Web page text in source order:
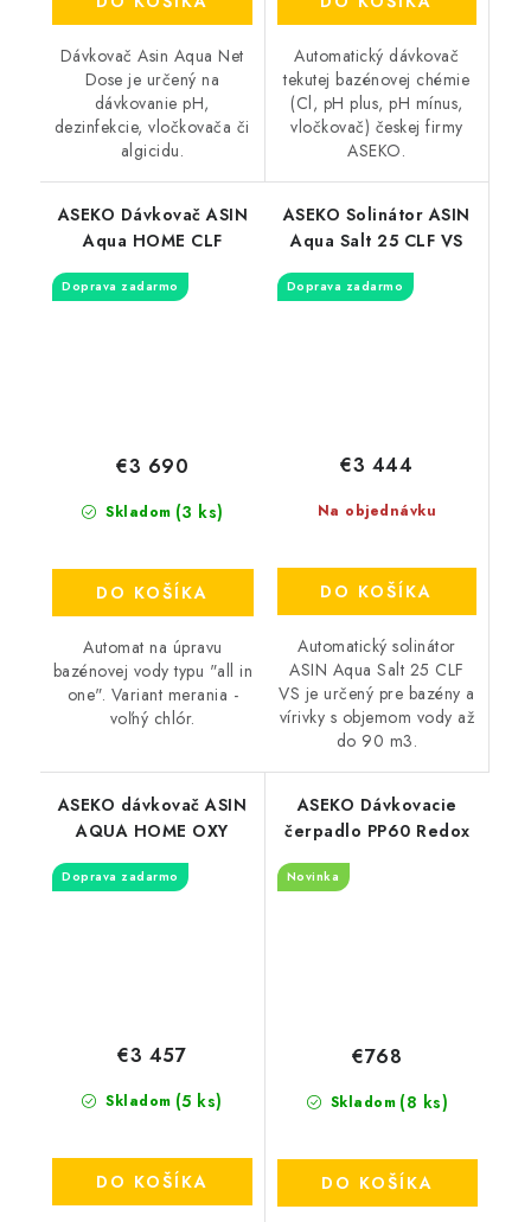
Dávkovač Asin Aqua Net
Dose je určený na
dávkovanie pH,
dezinfekcie, vločkovača či
algicidu.
Automatický dávkovač
tekutej bazénovej chémie
(Cl, pH plus, pH mínus,
vločkovač) českej firmy
ASEKO.
ASEKO Dávkovač ASIN
Aqua HOME CLF
Doprava zadarmo
Skladom (3 ks)
€3 690
DO KOŠÍKA
Automat na úpravu
bazénovej vody typu "all in
one". Variant merania -
voľný chlór.
ASEKO Solinátor ASIN
Aqua Salt 25 CLF VS
Doprava zadarmo
Na objednávku
€3 444
DO KOŠÍKA
Automatický solinátor
ASIN Aqua Salt 25 CLF
VS je určený pre bazény a
vírivky s objemom vody až
do 90 m3.
ASEKO dávkovač ASIN
AQUA HOME OXY
Doprava zadarmo
Skladom (5 ks)
€3 457
DO KOŠÍKA
ASEKO Dávkovacie
čerpadlo PP60 Redox
Novinka
Skladom (8 ks)
€768
DO KOŠÍKA